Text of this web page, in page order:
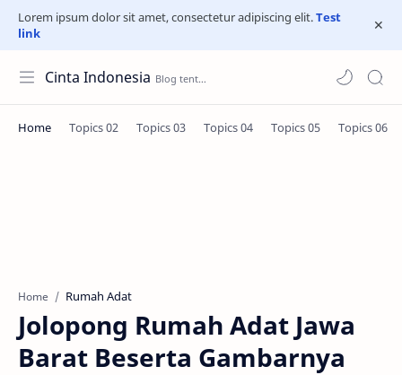
Lorem ipsum dolor sit amet, consectetur adipiscing elit.Test
link
Cinta Indonesia
Home Rumah Adat
Jolopong Rumah Adat Jawa
Barat Beserta Gambarnya